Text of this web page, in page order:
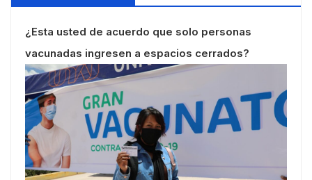
¿Esta usted de acuerdo que solo personas
vacunadas ingresen a espacios cerrados?